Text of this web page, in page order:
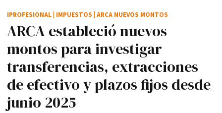
ARCA estableció nuevos
montos para investigar
transferencias, extracciones
de efectivo y plazos fijos desde
junio 2025
IPROFESIONAL IMPUESTOS ARCA NUEVOS MONTOS